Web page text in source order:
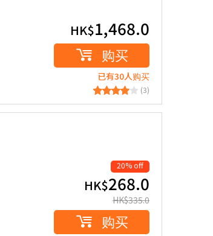
HK$1,468.0
购买
已有30人购买
(3)
20% off
HK$268.0
HK$335.0
购买